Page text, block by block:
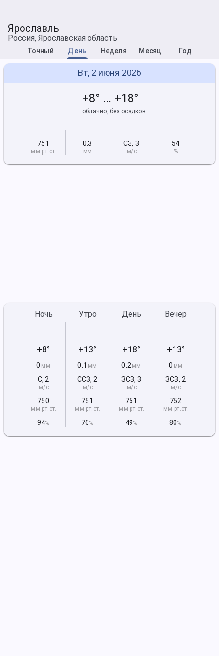
Ярославль
Россия, Ярославская область
Точный День Неделя Месяц Год
Вт, 2 июня 2026
+8° ... +18°
облачно, без осадков
751
мм рт.ст.
0.3
мм
СЗ, 3
м/с
54
%
Ночь
+8°
0 мм
С, 2
м/с
750
мм рт.ст.
94%
Утро
+13°
0.1 мм
ССЗ, 2
м/с
751
мм рт.ст.
76%
День
+18°
0.2 мм
ЗСЗ,3
м/с
751
мм рт.ст.
49%
Вечер
+13°
0 мм
ЗСЗ, 2
м/с
752
мм рт.ст.
80%